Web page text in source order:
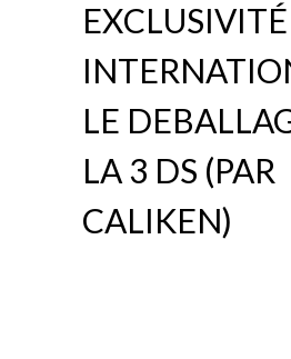
EXCLUSIVITÉ
LE
LA 3 DS (PAR
CALIKEN)